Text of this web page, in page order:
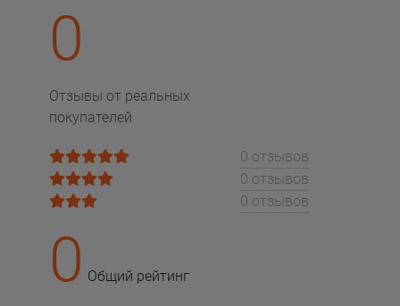
0
Отзывы от реальных
покупателей
0 отзывов
0 отзывов
0 отзывов
0 Общий рейтинг